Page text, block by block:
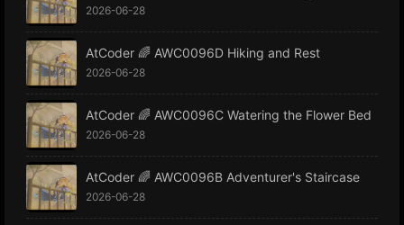
2026-06-28
AtCoder 🌈 AWC0096D Hiking and Rest
2026-06-28
AtCoder 🌈 AWC0096C Watering the Flower Bed
2026-06-28
AtCoder 🌈 AWC0096B Adventurer's Staircase
2026-06-28